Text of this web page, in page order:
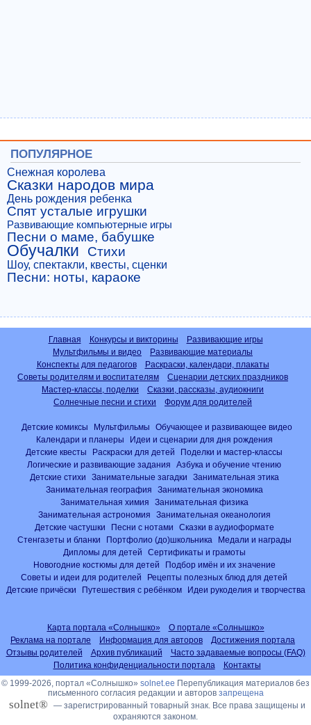
ПОПУЛЯРНОЕ
Снежная королева
Сказки народов мира
День рождения ребенка
Спят усталые игрушки
Развивающие компьютерные игры
Песни о маме, бабушке
Обучалки Стихи
Шоу, спектакли, квесты, сценки
Песни: ноты, караоке
Главная Конкурсы и викторины
Развивающие игры
Мультфильмы и видео
Развивающие материалы
Конспекты для педагогов
Раскраски, календари, плакаты
Советы родителям и воспитателям
Сценарии детских праздников
Мастер-классы, поделки
Сказки, рассказы, аудиокниги
Солнечные песни и стихи
Форум для родителей
Детские комиксы Мультфильмы
Обучающее и развивающее видео
Календари и планеры
Идеи и сценарии для дня рождения
Детские квесты
Раскраски для детей
Поделки и мастер-классы
Логические и развивающие задания
Азбука и обучение чтению
Детские стихи
Занимательные загадки
Занимательная этика
Занимательная география
Занимательная экономика
Занимательная химия
Занимательная физика
Занимательная астрономия
Занимательная океанология
Детские частушки
Песни с нотами
Сказки в аудиоформате
Стенгазеты и бланки
Портфолио (до)школьника
Медали и награды
Дипломы для детей
Сертификаты и грамоты
Новогодние костюмы для детей
Подбор имён и их значение
Советы и идеи для родителей
Рецепты полезных блюд для детей
Детские причёски
Путешествия с ребёнком Идеи рукоделия и творчества
Карта портала «Солнышко»
О портале «Солнышко»
Реклама на портале
Информация для авторов
Достижения портала
Отзывы родителей
Архив публикаций
Часто задаваемые вопросы (FAQ)
Политика конфиденциальности портала
Контакты
© 1999-2026, портал «Солнышко» solnet.ee Перепубликация материалов без
письменного согласия редакции и авторов запрещена
solnet® — зарегистрированный товарный знак. Все права защищены и
охраняются законом.